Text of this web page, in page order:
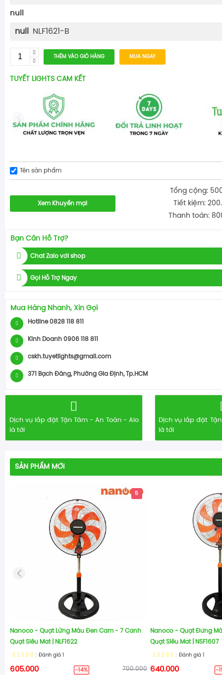
null
null NLF1621-B
THÊM VÀO GIỎ HÀNG MUA NGAY
TUYẾT LIGHTS CAM KẾT
Tên sản phẩm
Xem Khuyến mại
Tổng cộng:
Tiết kiệm:
Thanh toán:
Bạn Cần Hỗ Trợ?
Chat Zalo với shop
Gọi Hỗ Trợ Ngay
Mua Hàng Nhanh, Xin Gọi
Hotline 0828 118 811
Kinh Doanh 0906 118 811
cskh.tuyetlights@gmail.com
371 Bạch Đằng, Phường Gia Định, Tp.HCM
Dịch vụ lắp đặt Tận Tâm - An Toàn - Alo
là tới
Dịch vụ lắp đặt
là tới
SẢN PHẨM MỚI
5
Nanoco - Quạt Lửng Màu Đen Cam - 7 Cánh
Quạt Siêu Mát | NLF1622
Đánh giá
605.000 -14% 700.000
Nanoco - Quạt Đứng
Quạt Siêu Mát | NSF1607
Đánh giá
640.000 -